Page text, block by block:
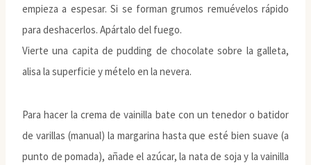
empieza a espesar. Si se forman grumos remuévelos rápido
para deshacerlos. Apártalo del fuego.
Vierte una capita de pudding de chocolate sobre la galleta,
alisa la superficie y mételo en la nevera.
Para hacer la crema de vainilla bate con un tenedor o batidor
de varillas (manual) la margarina hasta que esté bien suave (a
punto de pomada), añade el azúcar, la nata de soja y la vainilla